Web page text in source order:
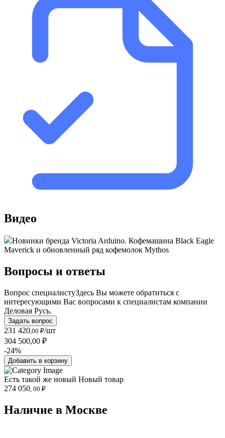
Видео
Новинки бренда Victoria Arduino. Кофемашина Black Eagle
Maverick и обновленный ряд кофемолок Mythos
Вопросы и ответы
Вопрос специалистуЗдесь Вы можете обратиться с
интересующими Вас вопросами к специалистам компании
Деловая Русь.
Задать вопрос
231 420 ,00 ₽/шт
304 500,00 ₽
-24%
Добавить в корзину
Есть такой же новый Новый товар
274 050 , 00 ₽
Наличие в Москвe